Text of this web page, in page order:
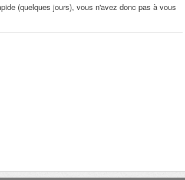
(quelques jours), vous n'avez donc pas à vous